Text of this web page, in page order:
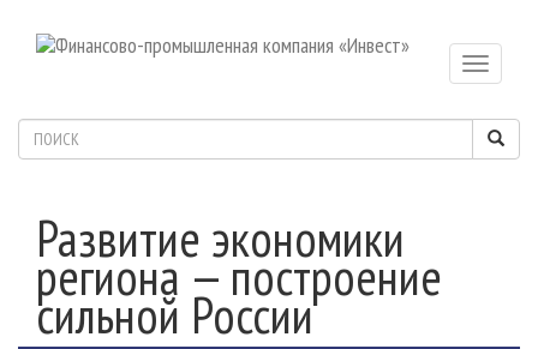
Toggle
navigation
Развитие экономики
региона — построение
сильной России